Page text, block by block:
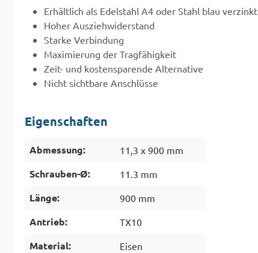
Erhältlich als Edelstahl A4 oder Stahl blau verzinkt
Hoher Ausziehwiderstand
Starke Verbindung
Maximierung der Tragfähigkeit
Zeit- und kostensparende Alternative
Nicht sichtbare Anschlüsse
Eigenschaften
Abmessung: 11,3 x 900 mm
Schrauben-Ø: 11.3 mm
Länge: 900 mm
Antrieb: TX10
Material: Eisen